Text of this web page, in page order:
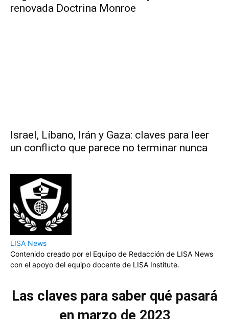
renovada Doctrina Monroe
Israel, Líbano, Irán y Gaza: claves para leer
un conflicto que parece no terminar nunca
LISA News
Contenido creado por el Equipo de Redacción de LISA News
con el apoyo del equipo docente de LISA Institute.
Las claves para saber qué pasará
en marzo de 2023